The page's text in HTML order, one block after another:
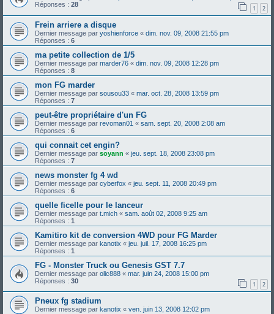
Réponses : 28 1 2
Frein arriere a disque
Dernier message par yoshienforce « dim. nov. 09, 2008 21:55 pm
Réponses : 6
ma petite collection de 1/5
Dernier message par marder76 « dim. nov. 09, 2008 12:28 pm
Réponses : 8
mon FG marder
Dernier message par sousou33 « mar. oct. 28, 2008 13:59 pm
Réponses : 7
peut-être propriétaire d'un FG
Dernier message par revoman01 « sam. sept. 20, 2008 2:08 am
Réponses : 6
qui connait cet engin?
Dernier message par soyann « jeu. sept. 18, 2008 23:08 pm
Réponses : 7
news monster fg 4 wd
Dernier message par cyberfox « jeu. sept. 11, 2008 20:49 pm
Réponses : 6
quelle ficelle pour le lanceur
Dernier message par t.mich « sam. août 02, 2008 9:25 am
Réponses : 1
Kamitiro kit de conversion 4WD pour FG Marder
Dernier message par kanotix « jeu. juil. 17, 2008 16:25 pm
Réponses : 1
FG - Monster Truck ou Genesis GST 7.7
Dernier message par olic888 « mar. juin 24, 2008 15:00 pm
Réponses : 30 1 2
Pneux fg stadium
Dernier message par kanotix « ven. juin 13, 2008 12:02 pm